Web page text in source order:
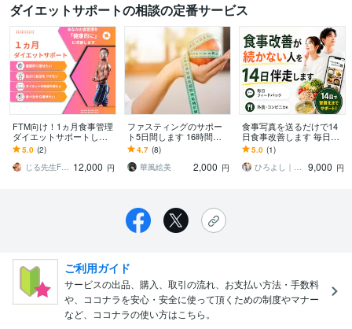
ダイエットサポートの相談の定番サービス
FTM向け！1ヵ月食事管理
ダイエットサポートしま
す 運動嫌い・自炊なしOK
｜毎日フィードバックで
痩せ体質へ
5.0 (2)
じる先生FTM専門ボディメイク 12,000 円
ファスティングのサポー
ト5日間します 16時間か
ら1日ファスティングまで
♡5日間サポート
4.7 (8)
華風絵美
2,000 円
食事写真を送るだけで14
日食事改善します 毎日改
善点がわかるから無理な
く続けやすい
5.0 (1)
ひろよし｜外見改善トレーナー
9,000 円
ご利用ガイド
サービスの出品、購入、取引の流れ、お支払い方法・手数料
や、ココナラを安心・安全に使って頂くための制度やマナー
など、ココナラの使い方はこちら。